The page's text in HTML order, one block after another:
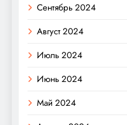
Сентябрь 2024
Август 2024
Июль 2024
Июнь 2024
Май 2024